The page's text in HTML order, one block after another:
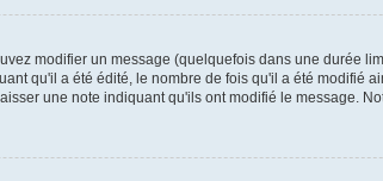
modifier un message (quelquefois dans une durée
qu'il a été édité, le nombre de fois qu'il a été modifié
une note indiquant qu'ils ont modifié le message.